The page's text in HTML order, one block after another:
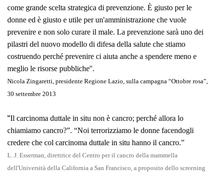
come grande scelta strategica di prevenzione. È giusto per le
donne ed è giusto e utile per un'amministrazione che vuole
prevenire e non solo curare il male. La prevenzione sarà uno dei
pilastri del nuovo modello di difesa della salute che stiamo
costruendo perché prevenire ci aiuta anche a spendere meno e
meglio le risorse pubbliche''.
Nicola Zingaretti, presidente Regione Lazio, sulla campagna “Ottobre rosa”,
30 settembre 2013
“Il carcinoma duttale in situ non è cancro; perché allora lo
chiamiamo cancro?”. “Noi terrorizziamo le donne facendogli
credere che col carcinoma duttale in situ hanno il cancro.”
L. J. Esserman, direttrice del Centro per il cancro della mammella
dell'Università della California a San Francisco, a proposito dello screening